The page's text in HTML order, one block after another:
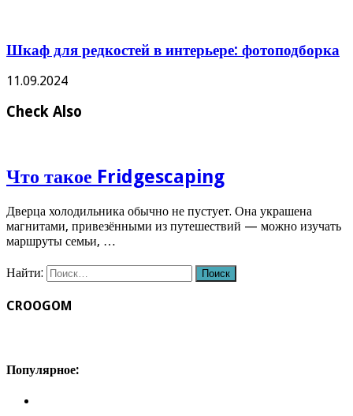
Шкаф для редкостей в интерьере: фотоподборка
11.09.2024
Check Also
Что такое Fridgescaping
Дверца холодильника обычно не пустует. Она украшена
магнитами, привезёнными из путешествий — можно изучать
маршруты семьи, …
Найти:
CROOGOM
Популярное: